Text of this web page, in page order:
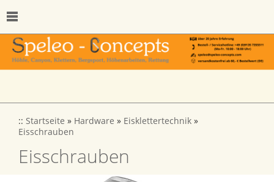
:: Startseite » Hardware » Eisklettertechnik »
Eisschrauben
Eisschrauben